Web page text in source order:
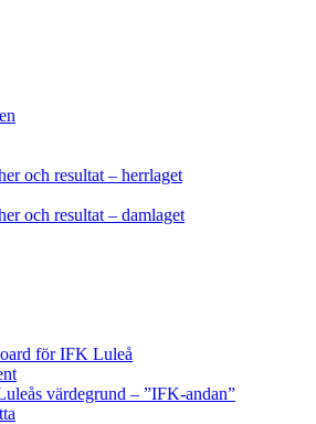
och resultat – herrlaget
och resultat – damlaget
för IFK Luleå
värdegrund – ”IFK-andan”